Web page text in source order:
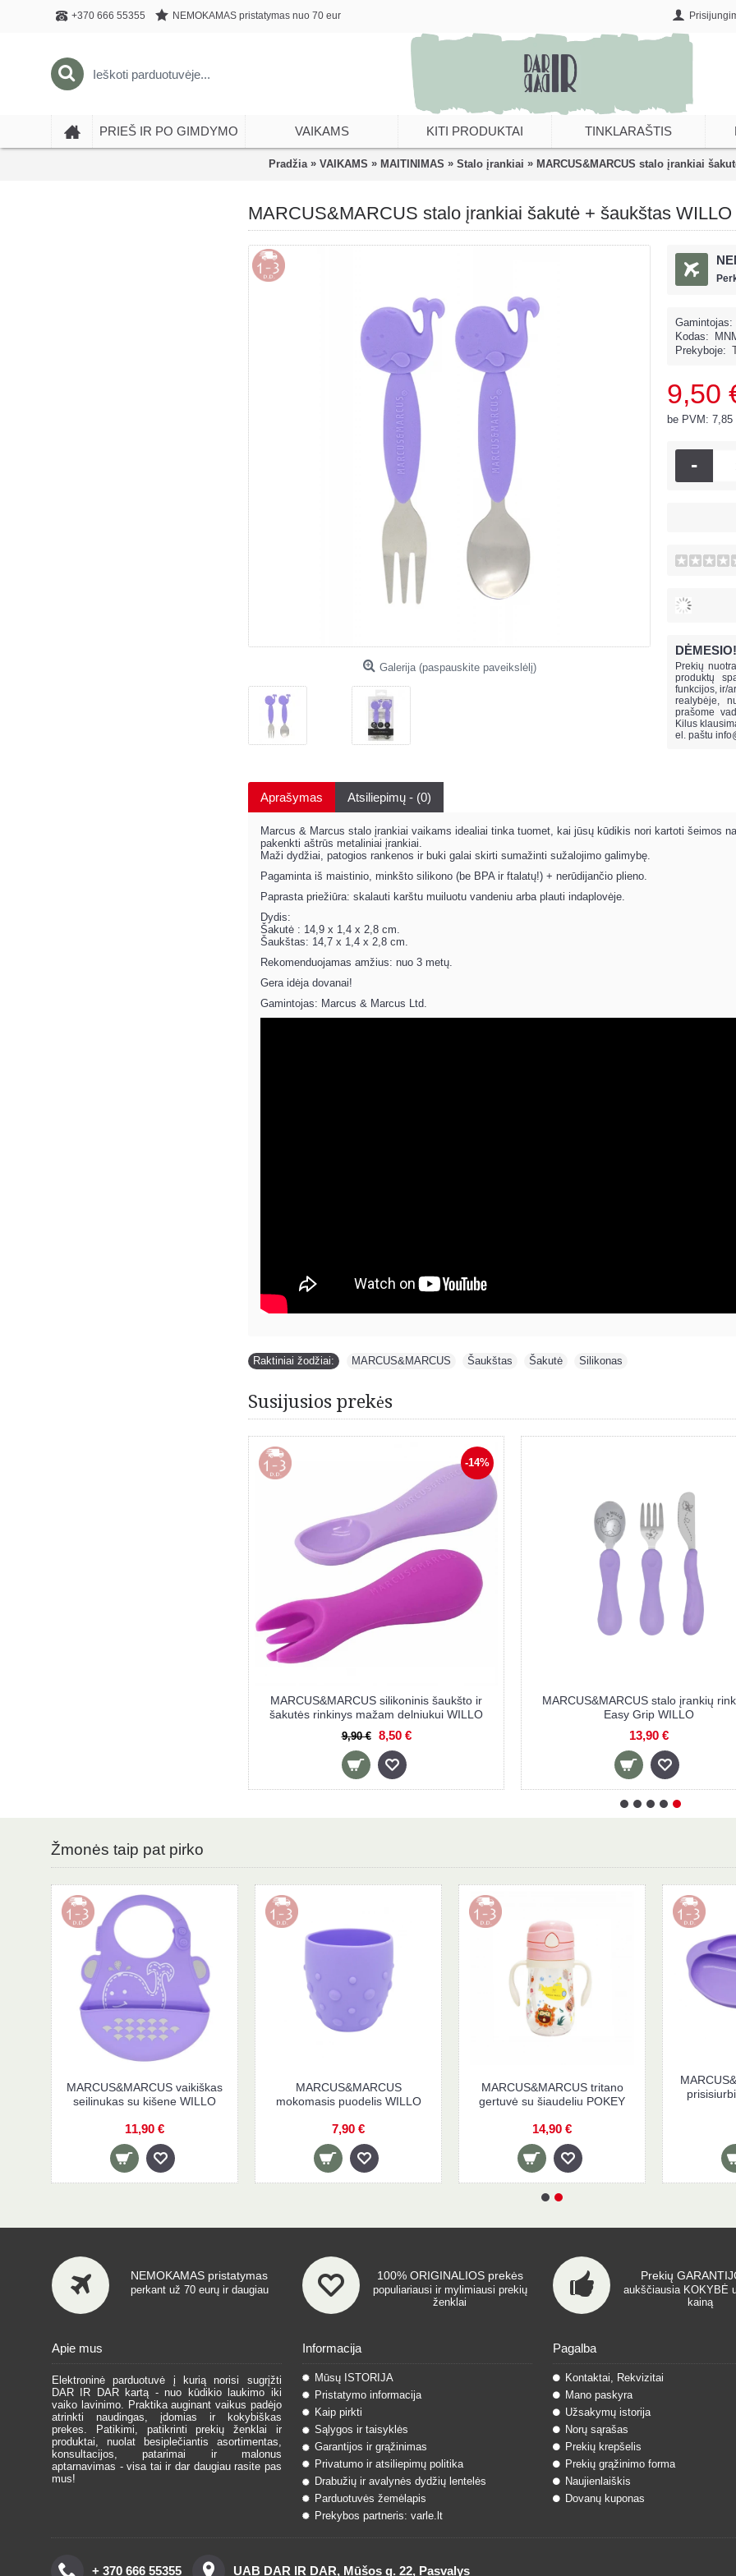
+370 666 55355 NEMOKAMAS pristatymas nuo 70 eur
PRIEŠ IR PO GIMDYMO VAIKAMS KITI PRODUKTAI TINKLARAŠTIS
Pradžia » VAIKAMS » MAITINIMAS » Stalo įrankiai » MARCUS&MARCUS stalo įrankiai
MARCUS&MARCUS stalo įrankiai šakutė + šaukštas WILLO
Galerija (paspauskite paveikslėlį)
Gamintojas:
Kodas:
Prekyboje:
9,50
be PVM: 7,85
-
DĖMESIO!
Prekių
produktų
funkcijos, ir/
realybėje, n
prašome
Kilus
el. paštu
Aprašymas Atsiliepimų - (0)
Marcus & Marcus stalo įrankiai vaikams idealiai tinka tuomet, kai jūsų kūdikis nori kartoti šeimos
pakenkti aštrūs metaliniai įrankiai.
Maži dydžiai, patogios rankenos ir buki galai skirti sumažinti sužalojimo galimybę.
Pagaminta iš maistinio, minkšto silikono (be BPA ir ftalatų!) + nerūdijančio plieno.
Paprasta priežiūra: skalauti karštu muiluotu vandeniu arba plauti indaplovėje.
Dydis:
Šakutė : 14,9 x 1,4 x 2,8 cm.
Šaukštas: 14,7 x 1,4 x 2,8 cm.
Rekomenduojamas amžius: nuo 3 metų.
Gera idėja dovanai!
Gamintojas: Marcus & Marcus Ltd.
Raktiniai žodžiai: MARCUS&MARCUS Šaukštas Šakutė Silikonas
Susijusios prekės
MARCUS&MARCUS prisisiurbianti lėkštė
WILLO
MARCUS&MARCUS stalo kilimėlis WILLO
Žmonės taip pat pirko
MARCUS&MARCUS
prisisiurbianti lėkštė WILLO
16,90 €
MARCUS&MARCUS vaikiškas
seilinukas su kišene WILLO
11,90 €
MARCUS&MARCUS
mokomasis puodelis WILLO
7,90 €
gertuvė su
NEMOKAMAS pristatymas
perkant už 70 eurų ir daugiau
100% ORIGINALIOS prekės
populiariausi ir mylimiausi prekių
ženklai
Prekių
aukščiausia KOKYBĖ
kainą
Apie mus
Elektroninė parduotuvė į kurią norisi sugrįžti
DAR IR DAR kartą - nuo kūdikio laukimo iki
vaiko lavinimo. Praktika auginant vaikus padėjo
atrinkti naudingas, įdomias ir kokybiškas
prekes. Patikimi, patikrinti prekių ženklai ir
produktai, nuolat besiplečiantis asortimentas,
konsultacijos, patarimai ir malonus
aptarnavimas - visa tai ir dar daugiau rasite pas
mus!
Informacija
Mūsų ISTORIJA
Pristatymo informacija
Kaip pirkti
Sąlygos ir taisyklės
Garantijos ir grąžinimas
Privatumo ir atsiliepimų politika
Drabužių ir avalynės dydžių lentelės
Parduotuvės žemėlapis
Prekybos partneris: varle.lt
Pagalba
Kontaktai, Rekvizitai
Mano paskyra
Užsakymų istorija
Norų sąrašas
Prekių krepšelis
Prekių grąžinimo forma
Naujienlaiškis
Dovanų kuponas
+ 370 666 55355 UAB DAR IR DAR, Mūšos g. 22, Pasvalys